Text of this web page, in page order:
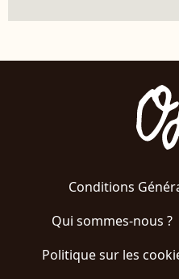
Conditions
Qui sommes-nous ?
Politique sur les